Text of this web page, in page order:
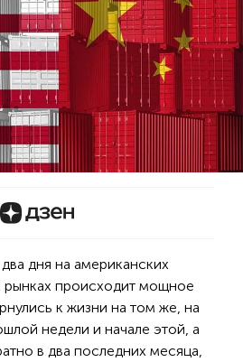
дня на американских
происходит мощное
к жизни на том же, на
недели и начале этой, а
в два последних месяца,